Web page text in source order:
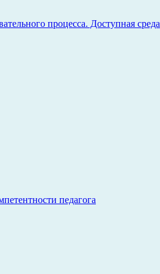
процесса. Доступная среда
педагога